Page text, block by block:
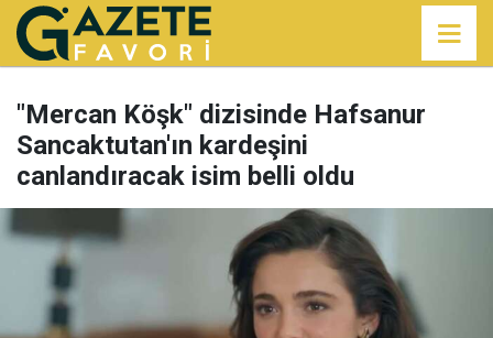
"Mercan Köşk" dizisinde Hafsanur
Sancaktutan'ın kardeşini
canlandıracak isim belli oldu